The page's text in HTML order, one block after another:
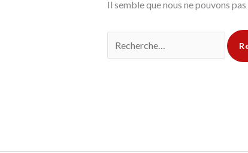
Il semble que nous ne pouvons